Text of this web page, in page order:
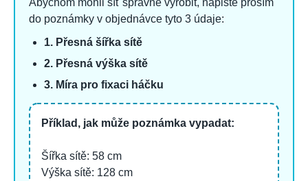
do poznámky v objednávce tyto 3 údaje:
1. Přesná šířka sítě
2. Přesná výška sítě
3. Míra pro fixaci háčku
Příklad, jak může poznámka vypadat:
Šířka sítě: 58 cm
Výška sítě: 128 cm